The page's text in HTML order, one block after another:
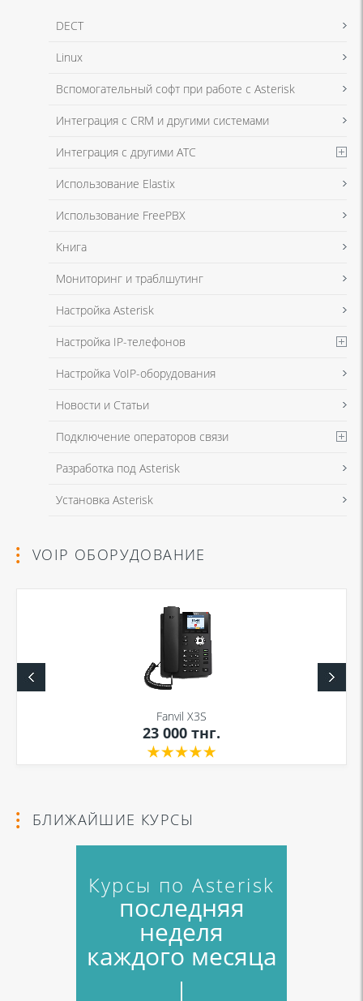
DECT
Linux
Вспомогательный софт при работе с Asterisk
Интеграция с CRM и другими системами
Интеграция с другими АТС
Использование Elastix
Использование FreePBX
Книга
Мониторинг и траблшутинг
Настройка Asterisk
Настройка IP-телефонов
Настройка VoIP-оборудования
Новости и Статьи
Подключение операторов связи
Разработка под Asterisk
Установка Asterisk
VOIP ОБОРУДОВАНИЕ
Fanvil X3S
23 000 тнг.
БЛИЖАЙШИЕ КУРСЫ
Курсы по Asterisk
последняя
неделя
каждого месяца